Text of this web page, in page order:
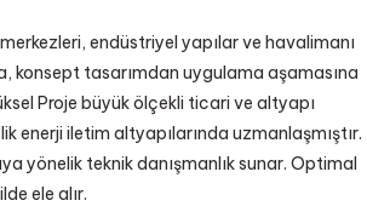
endüstriyel yapılar ve havalimanı
konsept tasarımdan uygulama aşamasına
Proje büyük ölçekli ticari ve altyapı
enerji iletim altyapılarında uzmanlaşmıştır.
yönelik teknik danışmanlık sunar. Optimal
ele alır.